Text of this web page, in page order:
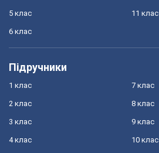
5 клас
6 клас
11 клас
Підручники
1 клас
2 клас
3 клас
4 клас
7 клас
8 клас
9 клас
10 клас